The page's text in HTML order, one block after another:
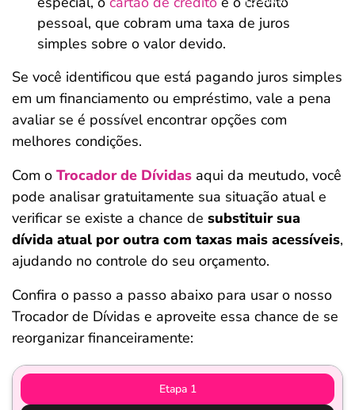
pessoal, que cobram uma taxa de juros
simples sobre o valor devido.
Se você identificou que está pagando juros simples
em um financiamento ou empréstimo, vale a pena
avaliar se é possível encontrar opções com
melhores condições.
Com o Trocador de Dívidas aqui da meutudo, você
pode analisar gratuitamente sua situação atual e
verificar se existe a chance de substituir sua
dívida atual por outra com taxas mais acessíveis,
ajudando no controle do seu orçamento.
Confira o passo a passo abaixo para usar o nosso
Trocador de Dívidas e aproveite essa chance de se
reorganizar financeiramente:
Etapa 1